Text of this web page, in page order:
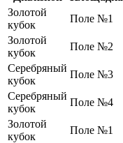
Золотой
кубок
Поле №1
Золотой
кубок
Поле №2
Серебряный
кубок
Поле №3
Серебряный
кубок
Поле №4
Золотой
кубок
Поле №1